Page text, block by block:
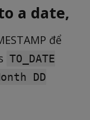
a date,
để
TO_DATE
DD